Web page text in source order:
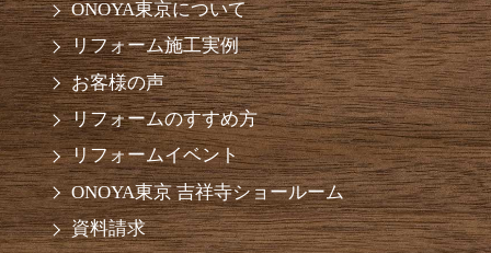
ONOYA東京について
リフォーム施工実例
お客様の声
リフォームのすすめ方
リフォームイベント
ONOYA東京 吉祥寺ショールーム
資料請求